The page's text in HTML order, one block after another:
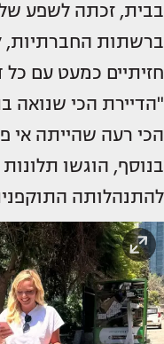
בבית, זכתה לשפע
ברשתות החברתיות,
חזיתיים כמעט עם כל
"הדיירת הכי שנואה
הכי רעה שהייתה אי
בנוסף, הוגשו
להתנהלותה